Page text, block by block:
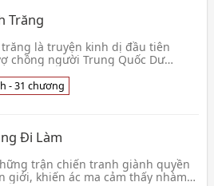
Trăng
trăng là truyện kinh dị đầu tiên
chồng người Trung Quốc Dư
là Quỷ Cổ Nữ vào giữa năm 2004.
quyển tiểu thuyết kinh dị này đã
- 31 chương
Đi Làm
trận chiến tranh giành quyền
giới, khiến ác ma cảm thấy nhàm